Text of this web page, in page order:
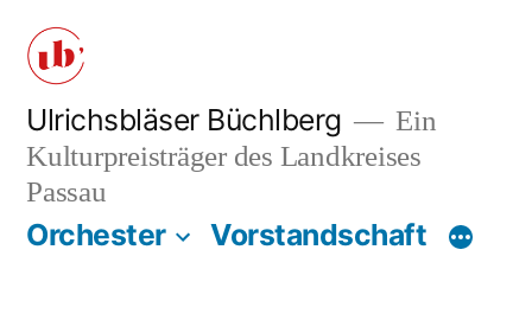
Zum
Inhalt
springen
Ulrichsbläser Büchlberg
Ein
Kulturpreisträger des Landkreises
Passau
Orchester Vorstandschaft